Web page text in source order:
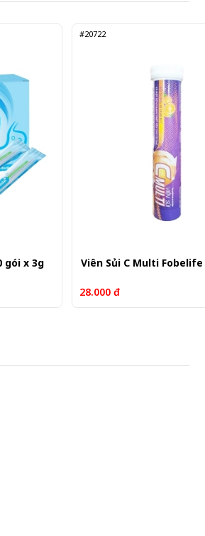
gói x 3g
#20722
Viên Sủi C Multi
28.000 đ